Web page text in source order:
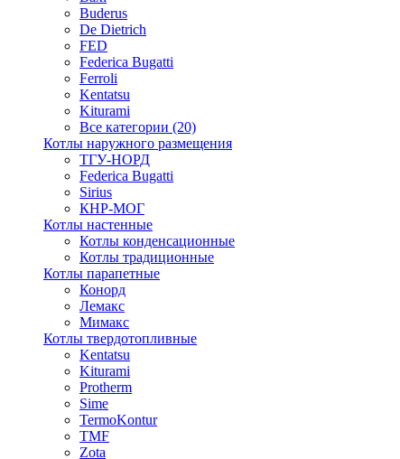
Buderus
De Dietrich
FED
Federica Bugatti
Ferroli
Kentatsu
Kiturami
Все категории (20)
Котлы наружного размещения
ТГУ-НОРД
Federica Bugatti
Sirius
КНР-МОГ
Котлы настенные
Котлы конденсационные
Котлы традиционные
Котлы парапетные
Конорд
Лемакс
Мимакс
Котлы твердотопливные
Kentatsu
Kiturami
Protherm
Sime
TermoKontur
TMF
Zota